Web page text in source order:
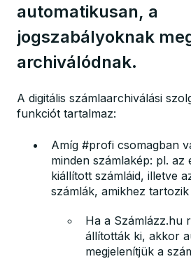
automatikusan, a
jogszabályoknak
archiválódnak.
A digitális számlaarchiválási
funkciót tartalmaz:
Amíg #profi csomagban
minden számlakép: pl. az
kiállított számláid, illetve
számlák, amikhez
Ha a Számlázz.hu
állították ki, akkor
megjelenítjük a